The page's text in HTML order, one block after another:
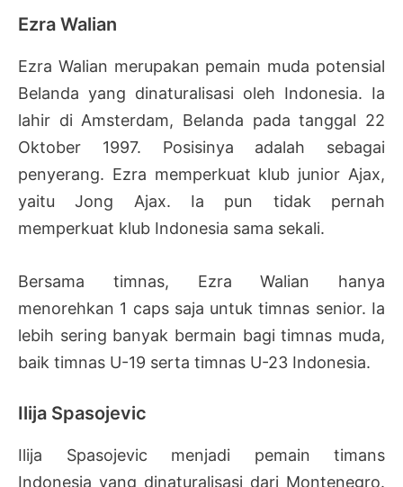
Ezra Walian
Ezra Walian merupakan pemain muda potensial
Belanda yang dinaturalisasi oleh Indonesia. Ia
lahir di Amsterdam, Belanda pada tanggal 22
Oktober 1997. Posisinya adalah sebagai
penyerang. Ezra memperkuat klub junior Ajax,
yaitu Jong Ajax. Ia pun tidak pernah
memperkuat klub Indonesia sama sekali.
Bersama timnas, Ezra Walian hanya
menorehkan 1 caps saja untuk timnas senior. Ia
lebih sering banyak bermain bagi timnas muda,
baik timnas U-19 serta timnas U-23 Indonesia.
Ilija Spasojevic
Ilija Spasojevic menjadi pemain timans
Indonesia yang dinaturalisasi dari Montenegro.